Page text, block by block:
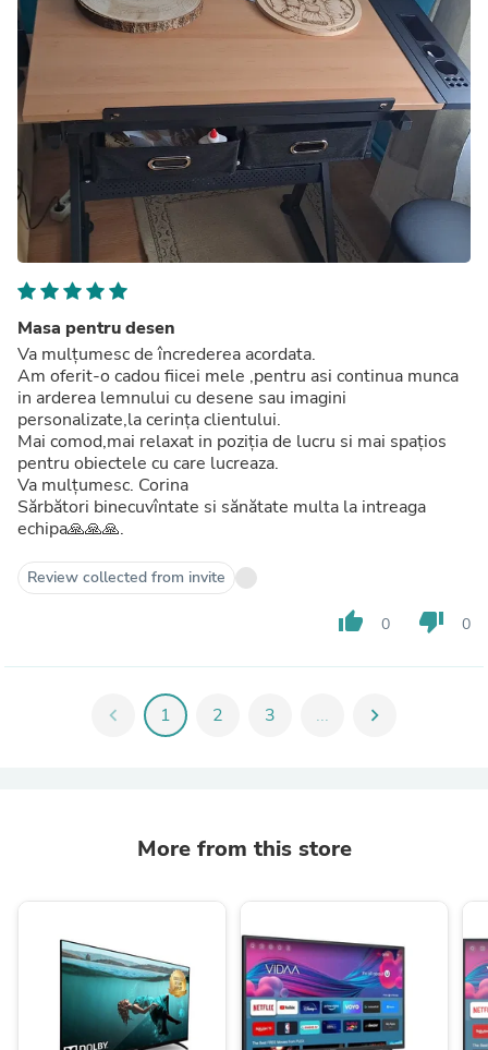
Masa pentru desen
Va mulțumesc de încrederea acordata.
Am oferit-o cadou fiicei mele ,pentru asi continua munca
in arderea lemnului cu desene sau imagini
personalizate,la cerința clientului.
Mai comod,mai relaxat in poziția de lucru si mai spațios
pentru obiectele cu care lucreaza.
Va mulțumesc. Corina
Sărbători binecuvîntate si sănătate multa la intreaga
echipa🙏🙏🙏.
Review collected from invite
thumb_up 0 thumb_down 0
chevron_left 1 2 3 ... chevron_right
More from this store